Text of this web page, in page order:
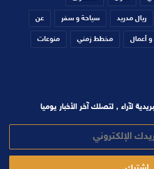
ريال مدريد سياحة و سفر عن
أعمال مخطط زمني منوعات
لآراء , لتصلك آخر الأخبار يوميا